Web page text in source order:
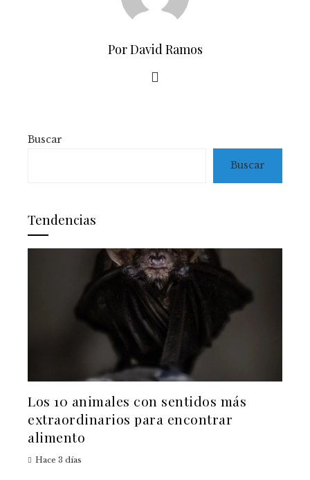
Por David Ramos
Buscar
Buscar
Tendencias
Los 10 animales con sentidos más
extraordinarios para encontrar
alimento
Hace 3 días